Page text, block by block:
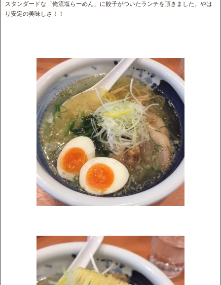
スタンダードな「俺流塩らーめん」に餃子がついたランチを頂きました。やは
り安定の美味しさ！！